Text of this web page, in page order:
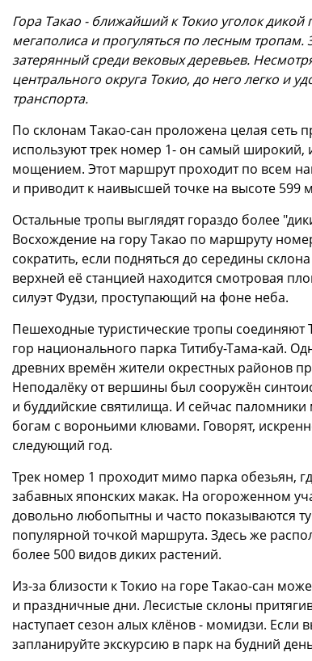
Гора Такао - ближайший к Токио уголок
мегаполиса и прогуляться по лесным
затерянный среди вековых деревьев.
центрального округа Токио, до него легко и
транспорта.
По склонам Такао-сан проложена целая сеть
используют трек номер 1- он самый широкий,
мощением. Этот маршрут проходит по всем
и приводит к наивысшей точке на высоте 599
Остальные тропы выглядят гораздо более
Восхождение на гору Такао по маршруту
сократить, если подняться до середины
верхней её станцией находится смотровая
силуэт Фудзи, проступающий на фоне неба.
Пешеходные туристические тропы
гор национального парка Титибу-Тама-кай.
древних времён жители окрестных районов
Неподалёку от вершины был сооружён
и буддийские святилища. И сейчас паломники
богам с вороньими клювами. Говорят,
следующий год.
Трек номер 1 проходит мимо парка обезьян,
забавных японских макак. На огороженном
довольно любопытны и часто показываются
популярной точкой маршрута. Здесь же
более 500 видов диких растений.
Из-за близости к Токио на горе Такао-сан
и праздничные дни. Лесистые склоны
наступает сезон алых клёнов - момидзи. Если
запланируйте экскурсию в парк на будний